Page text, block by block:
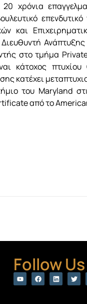
χρόνια
και
στο τμήμα
κάτοχος
κατέχει
του Maryland
από το
Follow Us